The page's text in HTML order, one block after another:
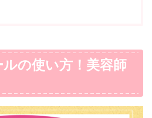
ルの使い方！美容師